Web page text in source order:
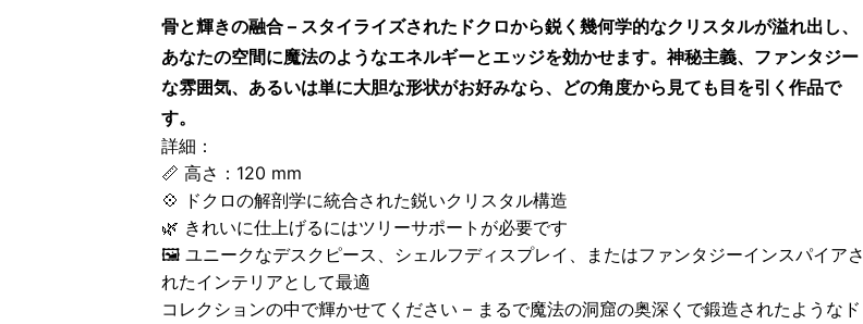
骨と輝きの融合 – スタイライズされたドクロから鋭く幾何学的なクリスタルが溢れ出し、
あなたの空間に魔法のようなエネルギーとエッジを効かせます。神秘主義、ファンタジー
な雰囲気、あるいは単に大胆な形状がお好みなら、どの角度から見ても目を引く作品で
す。
詳細：
📏 高さ：120 mm
💠 ドクロの解剖学に統合された鋭いクリスタル構造
🌿 きれいに仕上げるにはツリーサポートが必要です
🖼️ ユニークなデスクピース、シェルフディスプレイ、またはファンタジーインスパイアさ
れたインテリアとして最適
コレクションの中で輝かせてください – まるで魔法の洞窟の奥深くで鍛造されたようなド